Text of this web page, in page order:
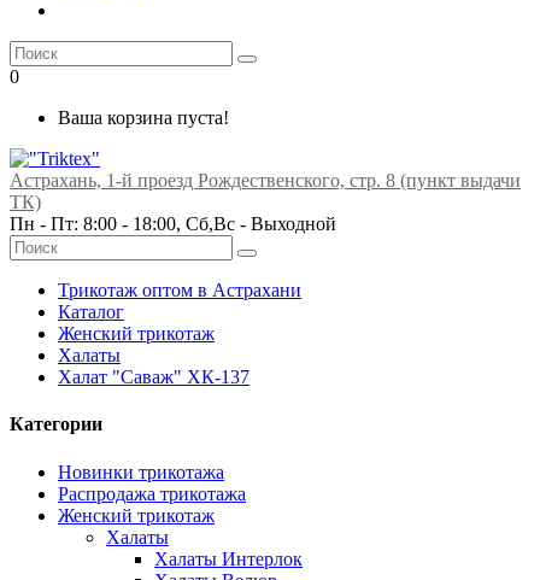
0
Ваша корзина пуста!
Астрахань, 1-й проезд Рождественского, стр. 8 (пункт выдачи
ТК)
Пн - Пт: 8:00 - 18:00, Сб,Вс - Выходной
Трикотаж оптом в Астрахани
Каталог
Женский трикотаж
Халаты
Халат "Саваж" ХК-137
Категории
Новинки трикотажа
Распродажа трикотажа
Женский трикотаж
Халаты
Халаты Интерлок